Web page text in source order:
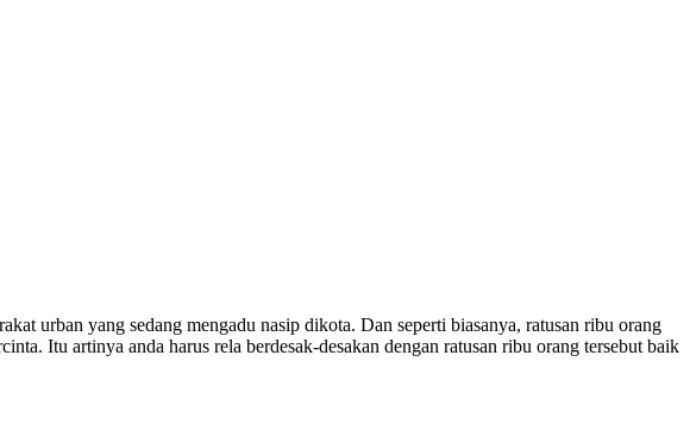
urban yang sedang mengadu nasip dikota. Dan seperti biasanya, ratusan ribu orang
Itu artinya anda harus rela berdesak-desakan dengan ratusan ribu orang tersebut baik